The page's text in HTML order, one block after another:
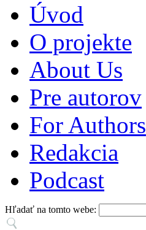
Úvod
O projekte
About Us
Pre autorov
For Authors
Redakcia
Podcast
Hľadať na tomto webe: